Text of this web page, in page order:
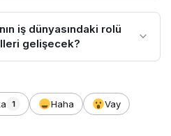
iş dünyasındaki rolü
gelişecek?
1 Haha Vay